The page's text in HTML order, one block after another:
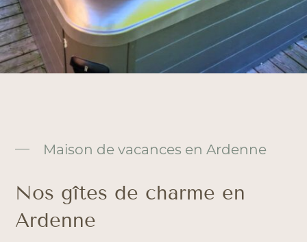
Maison de vacances en Ardenne
Nos gîtes de charme en
Ardenne